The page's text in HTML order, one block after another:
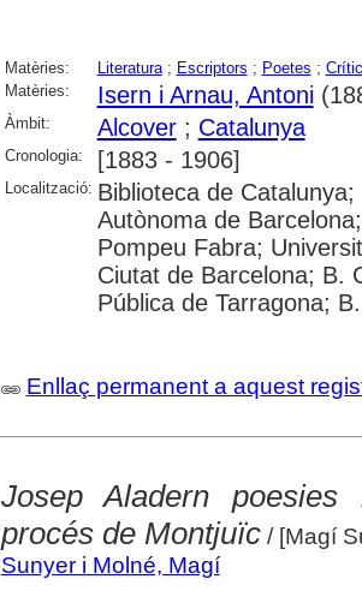
Matèries: Literatura; Escriptors ; Poetes ;
Matèries:
Isern i Arnau, Antoni
Àmbit: Alcover; Catalunya
Cronologia: [1883 - 1906]
Localització: Biblioteca de
Autònoma de
Pompeu Fabra;
Ciutat de Barcelona; B.
Pública de Tarragona;
Enllaç permanent a aquest
Josep Aladern poesies
procés de Montjuïc/ [Magí
Sunyer i Molné, Magí